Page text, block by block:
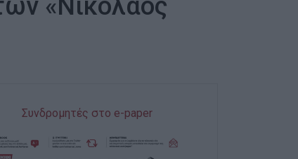
«Νικόλαος
Συνδρομητές στο e-paper